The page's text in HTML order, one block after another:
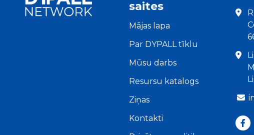
saites
Mājas lapa
Par DYPALL tīklu
Mūsu darbs
Resursu katalogs
Ziņas
Kontakti